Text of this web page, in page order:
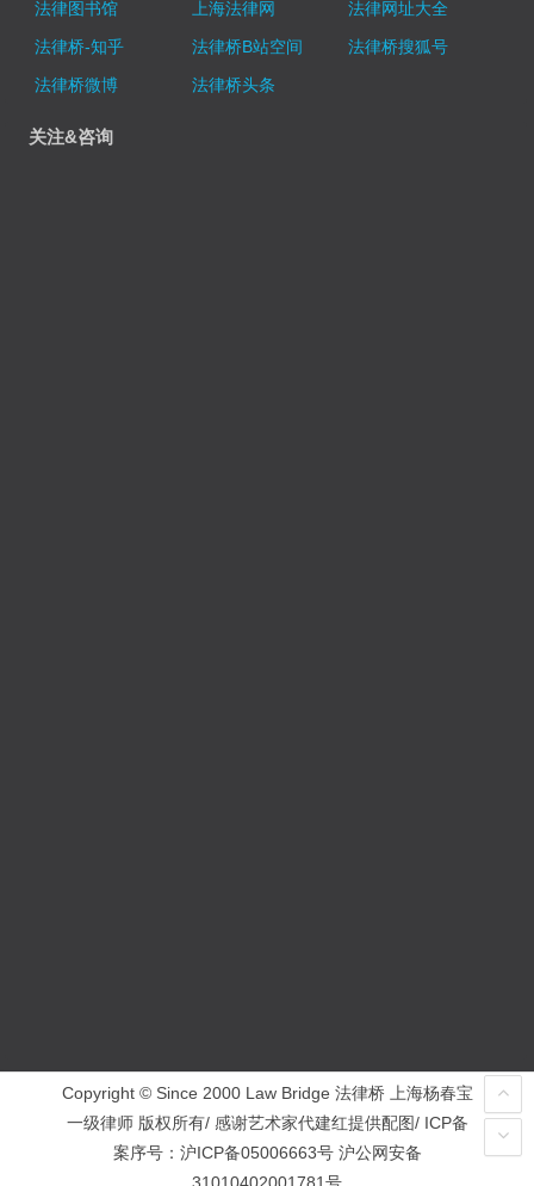
法律图书馆 上海法律网
法律网址大全
法律桥-知乎
法律桥B站空间
法律桥搜狐号
法律桥微博
法律桥头条
关注&咨询
Copyright © Since 2000 Law Bridge 法律桥 上海杨春宝
一级律师 版权所有/ 感谢艺术家代建红提供配图/ ICP备
案序号： 沪ICP备05006663号 沪公网安备
31010402001781号